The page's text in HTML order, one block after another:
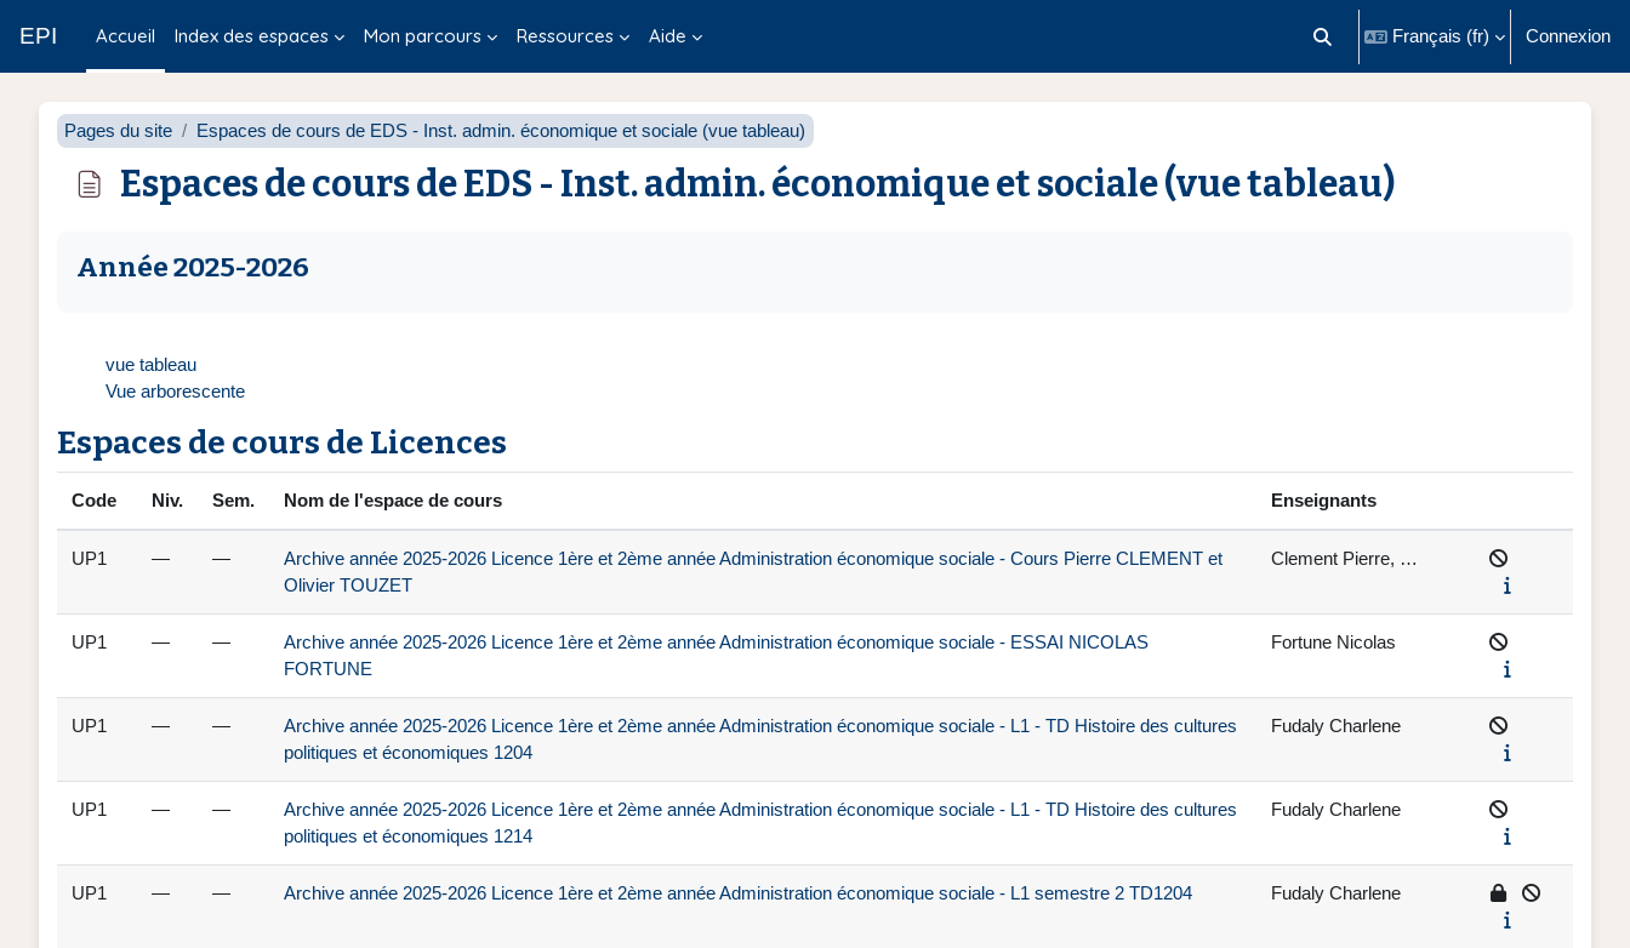
EPI Accueil Index des espaces Mon parcours Ressources Aide Activer/désactiver la saisie de
Français ‎(fr)‎ Connexion
Pages du site Espaces de cours de EDS - Inst. admin. économique et sociale (vue tableau)
Espaces de cours de EDS - Inst. admin. économique et sociale (vue tableau)
Année 2025-2026
vue tableau
Vue arborescente
Espaces de cours de Licences
Code Niv. Sem. Nom de l'espace de cours Enseignants
UP1 — —
Archive année 2025-2026 Licence 1ère et 2ème année Administration économique sociale - Cours Pierre CLEMENT et
Olivier TOUZET
Clement Pierre, …
UP1 — —
Archive année 2025-2026 Licence 1ère et 2ème année Administration économique sociale - ESSAI NICOLAS
FORTUNE
Fortune Nicolas
UP1 — —
Archive année 2025-2026 Licence 1ère et 2ème année Administration économique sociale - L1 - TD Histoire des cultures
politiques et économiques 1204
Fudaly Charlene
UP1 — —
Archive année 2025-2026 Licence 1ère et 2ème année Administration économique sociale - L1 - TD Histoire des cultures
politiques et économiques 1214
Fudaly Charlene
UP1 — — Archive année 2025-2026 Licence 1ère et 2ème année Administration économique sociale - L1 semestre 2 TD1204 Fudaly Charlene